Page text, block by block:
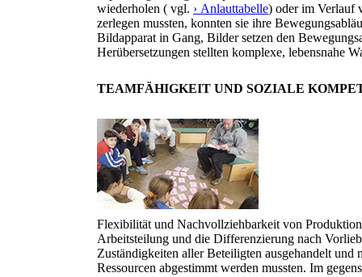
wiederholen ( vgl. › Anlauttabelle) oder im Verlauf
zerlegen mussten, konnten sie ihre
Bildapparat in Gang, Bilder setzen den
Herübersetzungen stellten komplexe, lebensnahe
TEAMFÄHIGKEIT UND SOZIALE
Flexibilität und Nachvollziehbarkeit von
Arbeitsteilung und die Differenzierung nach
Zuständigkeiten aller Beteiligten ausgehandelt
Ressourcen abgestimmt werden mussten. Im